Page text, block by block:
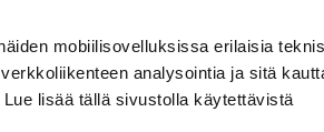
mobiilisovelluksissa erilaisia
analysointia ja sitä
lisää tällä sivustolla käytettävistä